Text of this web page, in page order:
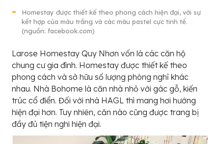
Homestay được thiết kế theo phong cách hiện đại, với sự
kết hợp của màu trắng và các màu pastel cực tinh tế.
(nguồn: facebook.com)
Larose Homestay Quy Nhơn vốn là các căn hộ
chung cư gia đình. Homestay được thiết kế theo
phong cách và sở hữu số lượng phòng nghỉ khác
nhau. Nhà Bohome là căn nhà nhỏ với gác gỗ, kiến
trúc cổ điển. Đối với nhà HAGL thì mang hơi hướng
hiện đại hơn. Tuy nhiên, căn nào cũng được trang bị
đầy đủ tiện nghi hiện đại.